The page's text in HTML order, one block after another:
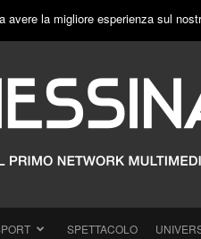
SPETTACOLO
la migliore esperienza sul